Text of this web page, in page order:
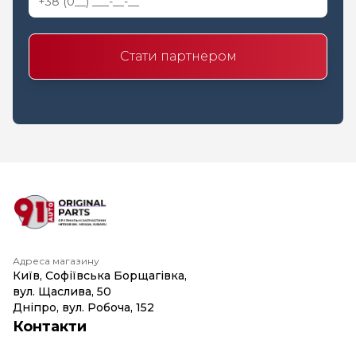
Стати партнером
Адреса магазину
Київ, Софіївська Борщагівка,
вул. Щаслива, 50
Дніпро, вул. Робоча, 152
Контакти